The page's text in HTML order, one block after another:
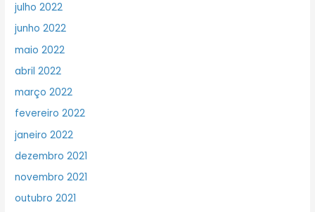
julho 2022
junho 2022
maio 2022
abril 2022
março 2022
fevereiro 2022
janeiro 2022
dezembro 2021
novembro 2021
outubro 2021